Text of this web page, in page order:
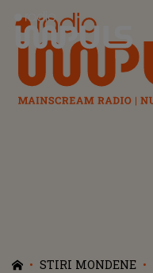
Radio Impuls
STIRI MONDENE